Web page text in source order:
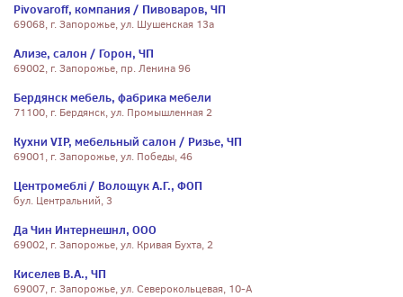
Pivovaroff, компания / Пивоваров, ЧП
69068, г. Запорожье, ул. Шушенская 13а
Ализе, салон / Горон, ЧП
69002, г. Запорожье, пр. Ленина 96
Бердянск мебель, фабрика мебели
71100, г. Бердянск, ул. Промышленная 2
Кухни VIP, мебельный салон / Ризье, ЧП
69001, г. Запорожье, ул. Победы, 46
Центромеблі / Волощук А.Г., ФОП
бул. Центральний, 3
Да Чин Интернешнл, ООО
69002, г. Запорожье, ул. Кривая Бухта, 2
Киселев В.А., ЧП
69007, г. Запорожье, ул. Северокольцевая, 10-А